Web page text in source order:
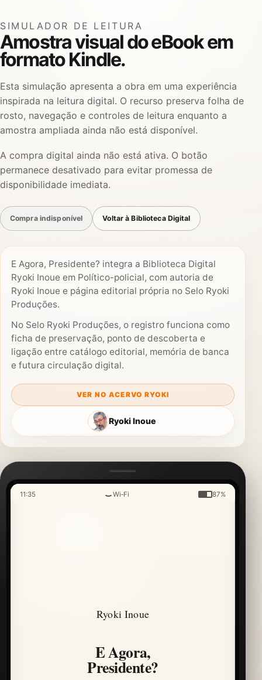
11:35 Wi‑Fi 87%
Ryoki Inoue
E Agora,
Presidente?
SIMULADOR DE LEITURA
Amostra visual do eBook em
formato Kindle.
Esta simulação apresenta a obra em uma experiência
inspirada na leitura digital. O recurso preserva folha de
rosto, navegação e controles de leitura enquanto a
amostra ampliada ainda não está disponível.
A compra digital ainda não está ativa. O botão
permanece desativado para evitar promessa de
disponibilidade imediata.
Compra indisponível Voltar à Biblioteca Digital
E Agora, Presidente? integra a Biblioteca Digital
Ryoki Inoue em Político-policial, com autoria de
Ryoki Inoue e página editorial própria no Selo Ryoki
Produções.
No Selo Ryoki Produções, o registro funciona como
ficha de preservação, ponto de descoberta e
ligação entre catálogo editorial, memória de banca
e futura circulação digital.
VER NO ACERVO RYOKI
Ryoki Inoue